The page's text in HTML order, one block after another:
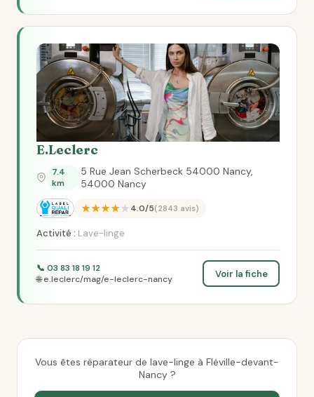
E.Leclerc
7.4
km
5 Rue Jean Scherbeck 54000 Nancy,
54000 Nancy
★★★★★4.0/5(2843 avis)
Activité : Lave-linge
📞 03 83 18 19 12
🌐 e.leclerc/mag/e-leclerc-nancy
Voir la fiche
Vous êtes réparateur de lave-linge à Fléville-devant-
Nancy ?